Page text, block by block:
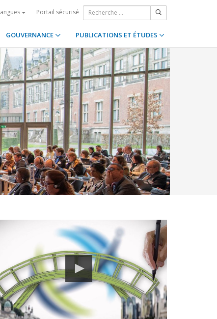
Portail sécurisé
GOUVERNANCE PUBLICATIONS ET ÉTUDES